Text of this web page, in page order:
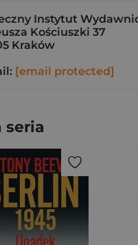
Instytut
Kościuszki 37
Kraków
[email protected]
seria